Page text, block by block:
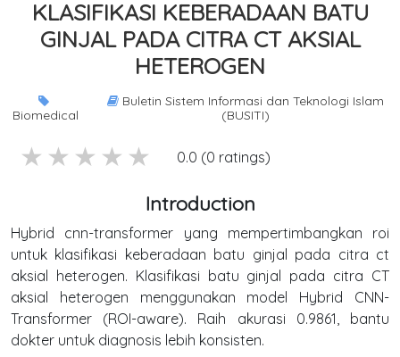
KLASIFIKASI KEBERADAAN BATU
GINJAL PADA CITRA CT AKSIAL
HETEROGEN
Biomedical
Buletin Sistem Informasi dan Teknologi Islam
(BUSITI)
1 stars
2 stars
3 stars
4 stars
5 stars 0.0 (0 ratings)
Introduction
Hybrid cnn-transformer yang mempertimbangkan roi
untuk klasifikasi keberadaan batu ginjal pada citra ct
aksial heterogen. Klasifikasi batu ginjal pada citra CT
aksial heterogen menggunakan model Hybrid CNN-
Transformer (ROI-aware). Raih akurasi 0.9861, bantu
dokter untuk diagnosis lebih konsisten.